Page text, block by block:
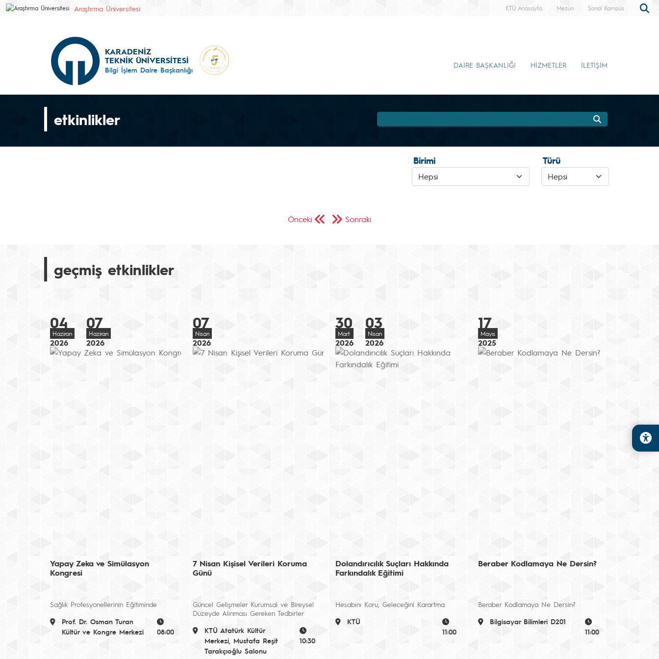
Araştırma Üniversitesi KTÜ Anasayfa Mezun Sanal Kampüs
KARADENİZ
TEKNİK ÜNİVERSİTESİ
Bilgi İşlem Daire Başkanlığı
DAİRE BAŞKANLIĞI HİZMETLER İLETİŞİM
etkinlikler
Birimi Türü
Önceki Sonraki
geçmiş etkinlikler
04
Haziran
2026
07
Haziran
2026
Yapay Zeka ve Simülasyon
Kongresi
Sağlık Profesyonellerinin Eğitiminde
Prof. Dr. Osman Turan
Kültür ve Kongre Merkezi
08:00
07
Nisan
2026
7 Nisan Kişisel Verileri Koruma
Günü
Güncel Gelişmeler Kurumsal ve Bireysel
Düzeyde Alınması Gereken Tedbirler
KTÜ Atatürk Kültür
Merkezi, Mustafa Reşit
Tarakçıoğlu Salonu
10:30
30
Mart
2026
03
Nisan
2026
Dolandırıcılık Suçları Hakkında
Farkındalık Eğitimi
Hesabını Koru, Geleceğini Karartma
KTÜ
11:00
17
Mayıs
2025
Beraber Kodlamaya Ne Dersin?
Beraber Kodlamaya Ne Dersin?
Bilgisayar Bilimleri D201
11:00